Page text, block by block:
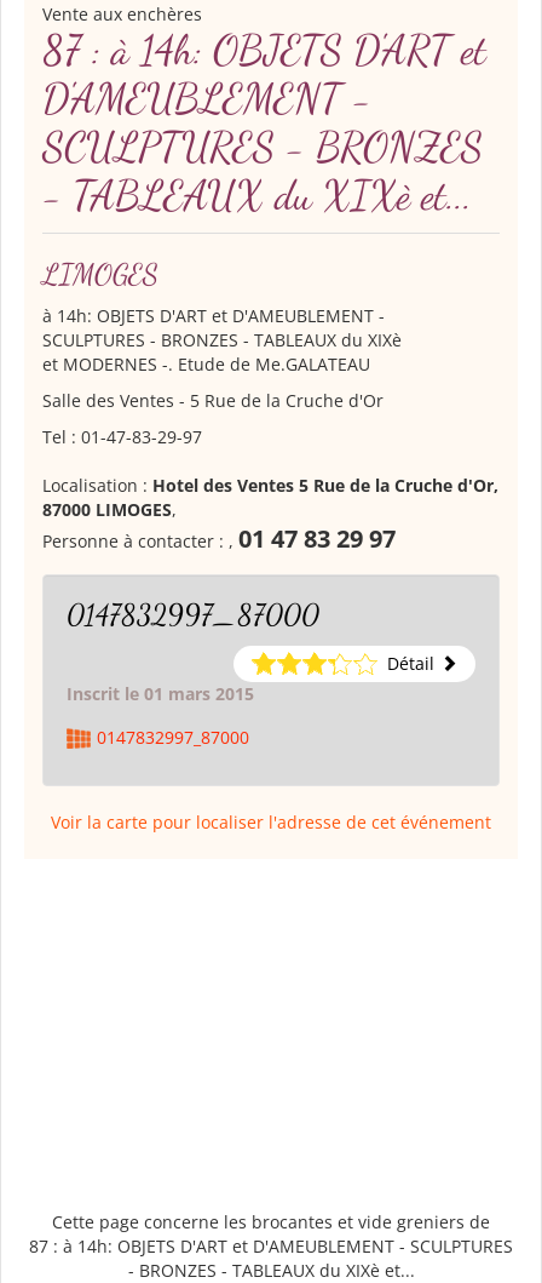
Vente aux enchères
87 : à 14h: OBJETS D'ART et
D'AMEUBLEMENT -
SCULPTURES - BRONZES
- TABLEAUX du XIXè et...
LIMOGES
à 14h: OBJETS D'ART et D'AMEUBLEMENT -
SCULPTURES - BRONZES - TABLEAUX du XIXè
et MODERNES -. Etude de Me.GALATEAU
Salle des Ventes - 5 Rue de la Cruche d'Or
Tel : 01-47-83-29-97
Localisation : Hotel des Ventes 5 Rue de la Cruche d'Or,
87000 LIMOGES,
Personne à contacter : , 01 47 83 29 97
0147832997_87000
Détail
Inscrit le 01 mars 2015
0147832997_87000
Voir la carte pour localiser l'adresse de cet événement
Cette page concerne les brocantes et vide greniers de
87 : à 14h: OBJETS D'ART et D'AMEUBLEMENT - SCULPTURES
- BRONZES - TABLEAUX du XIXè et...